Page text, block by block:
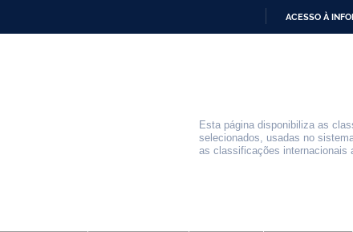
ACESSO À
Esta página disponibiliza as
selecionados, usadas no
as classificações internacionais